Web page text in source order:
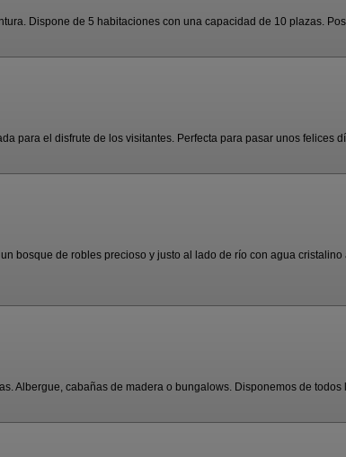
Dispone de 5 habitaciones con una capacidad de 10 plazas.
para el disfrute de los visitantes. Perfecta para pasar unos felices
bosque de robles precioso y justo al lado de río con agua cristalino
Albergue, cabañas de madera o bungalows. Disponemos de todos